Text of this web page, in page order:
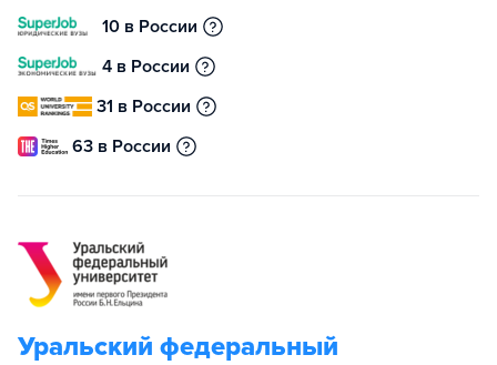
10 в России
4 в России
31 в России
63 в России
Уральский федеральный